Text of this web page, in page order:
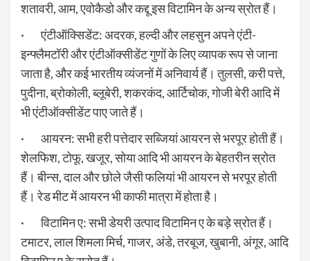
शतावरी, आम, एवोकैडो और कद्दू इस विटामिन के अन्य स्रोत हैं।
· एंटीऑक्सिडेंट: अदरक, हल्दी और लहसुन अपने एंटी-
इन्फ्लैमटॉरी और एंटीऑक्सीडेंट गुणों के लिए व्यापक रूप से जाना
जाता है, और कई भारतीय व्यंजनों में अनिवार्य हैं। तुलसी, करी पत्ते,
पुदीना, ब्रोकोली, ब्लूबेरी, शकरकंद, आर्टिचोक, गोजी बेरी आदि में
भी एंटीऑक्सीडेंट पाए जाते हैं।
· आयरन: सभी हरी पत्तेदार सब्जियां आयरन से भरपूर होती हैं।
शेलफिश, टोफू, खजूर, सोया आदि भी आयरन के बेहतरीन स्रोत
हैं। बीन्स, दाल और छोले जैसी फलियां भी आयरन से भरपूर होती
हैं। रेड मीट में आयरन भी काफी मात्रा में होता है।
· विटामिन ए: सभी डेयरी उत्पाद विटामिन ए के बड़े स्रोत हैं।
टमाटर, लाल शिमला मिर्च, गाजर, अंडे, तरबूज, खुबानी, अंगूर, आदि